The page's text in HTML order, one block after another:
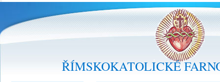
ŘÍMSKOKATOLICKÉ